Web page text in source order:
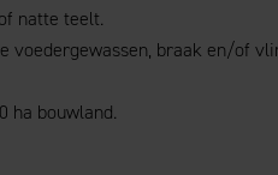
natte teelt.
voedergewassen, braak en/of
ha bouwland.